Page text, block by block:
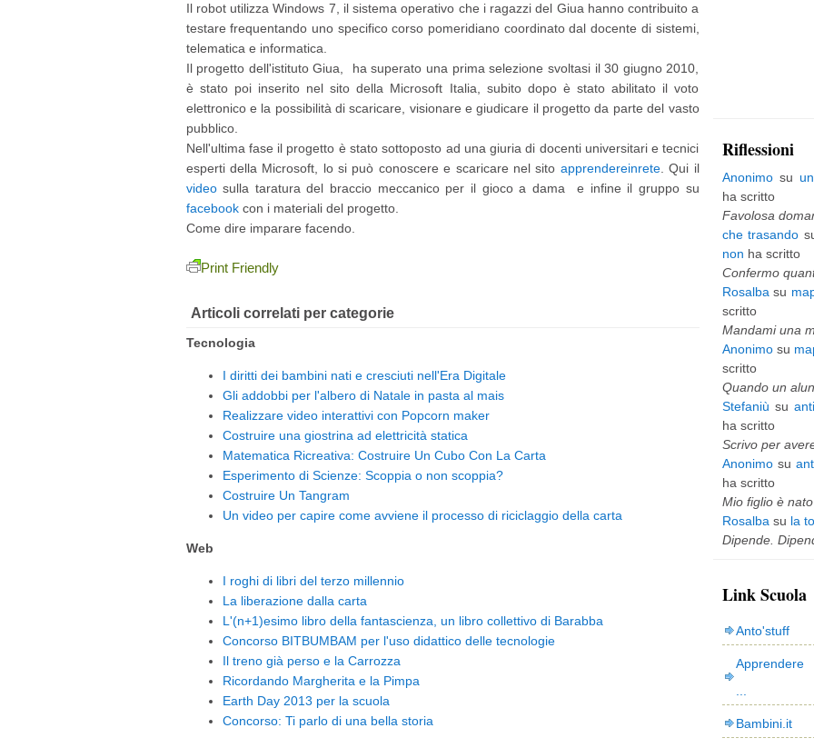
Il robot utilizza Windows 7, il sistema operativo che i ragazzi del Giua hanno contribuito a
testare frequentando uno specifico corso pomeridiano coordinato dal docente di sistemi,
telematica e informatica.
Il progetto dell'istituto Giua, ha superato una prima selezione svoltasi il 30 giugno 2010,
è stato poi inserito nel sito della Microsoft Italia, subito dopo è stato abilitato il voto
elettronico e la possibilità di scaricare, visionare e giudicare il progetto da parte del vasto
pubblico.
Nell'ultima fase il progetto è stato sottoposto ad una giuria di docenti universitari e tecnici
esperti della Microsoft, lo si può conoscere e scaricare nel sito apprendereinrete. Qui il
videosulla taratura del braccio meccanico per il gioco a dama e infine il gruppo su
facebookcon i materiali del progetto.
Come dire imparare facendo.
Print Friendly
Articoli correlati per categorie
Tecnologia
I diritti dei bambini nati e cresciuti nell'Era Digitale
Gli addobbi per l'albero di Natale in pasta al mais
Realizzare video interattivi con Popcorn maker
Costruire una giostrina ad elettricità statica
Matematica Ricreativa: Costruire Un Cubo Con La Carta
Esperimento di Scienze: Scoppia o non scoppia?
Costruire Un Tangram
Un video per capire come avviene il processo di riciclaggio della carta
Web
I roghi di libri del terzo millennio
La liberazione dalla carta
L'(n+1)esimo libro della fantascienza, un libro collettivo di Barabba
Concorso BITBUMBAM per l'uso didattico delle tecnologie
Il treno già perso e la Carrozza
Ricordando Margherita e la Pimpa
Earth Day 2013 per la scuola
Concorso: Ti parlo di una bella storia
o
t
p
ù
v
Riflessioni
Anonimosu
ha scritto
Favolosa
che trasando
non ha scritto
Confermo
Rosalba su
scritto
Mandami una
Anonimosu
scritto
Quando un
Stefaniù su
ha scritto
Scrivo per avere
Anonimosu
ha scritto
Mio figlio è nato
Rosalba su la
Dipende.
Link Scuola
Anto'stuff
Bambini.it